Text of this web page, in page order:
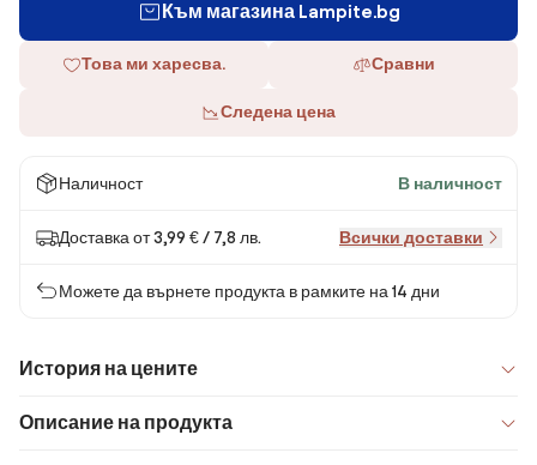
Към магазина Lampite.bg
Това ми харесва. Сравни
Следена цена
Наличност В наличност
Доставка от 3,99 € / 7,8 лв. Всички доставки
Можете да върнете продукта в рамките на 14 дни
История на цените
Описание на продукта